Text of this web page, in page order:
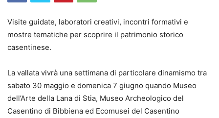
Visite guidate, laboratori creativi, incontri formativi e
mostre tematiche per scoprire il patrimonio storico
casentinese.
La vallata vivrà una settimana di particolare dinamismo tra
sabato 30 maggio e domenica 7 giugno quando Museo
dell’Arte della Lana di Stia, Museo Archeologico del
Casentino di Bibbiena ed Ecomusei del Casentino